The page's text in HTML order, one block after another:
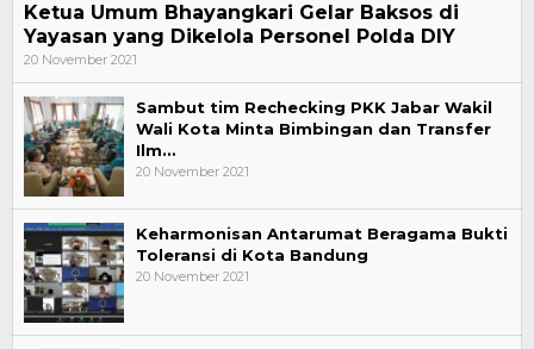
Ketua Umum Bhayangkari Gelar Baksos di
Yayasan yang Dikelola Personel Polda DIY
20 November 2021
Sambut tim Rechecking PKK Jabar Wakil
Wali Kota Minta Bimbingan dan Transfer
Ilm…
20 November 2021
Keharmonisan Antarumat Beragama Bukti
Toleransi di Kota Bandung
20 November 2021